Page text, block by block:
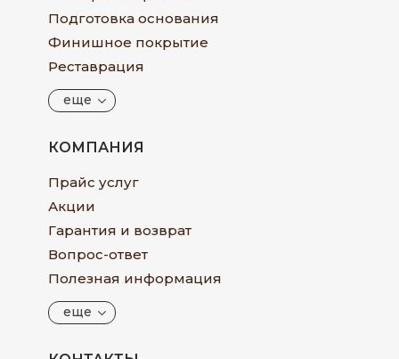
Подготовка основания
Финишное покрытие
Реставрация
еще
КОМПАНИЯ
Прайс услуг
Акции
Гарантия и возврат
Вопрос-ответ
Полезная информация
еще